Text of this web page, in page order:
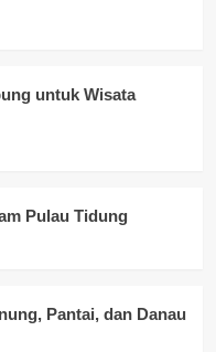
untuk Wisata
Pulau Tidung
Pantai, dan Danau